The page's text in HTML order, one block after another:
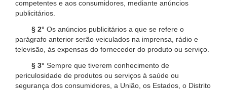
competentes e aos consumidores, mediante anúncios
publicitários.
§ 2° Os anúncios publicitários a que se refere o
parágrafo anterior serão veiculados na imprensa, rádio e
televisão, às expensas do fornecedor do produto ou serviço.
§ 3° Sempre que tiverem conhecimento de
periculosidade de produtos ou serviços à saúde ou
segurança dos consumidores, a União, os Estados, o Distrito